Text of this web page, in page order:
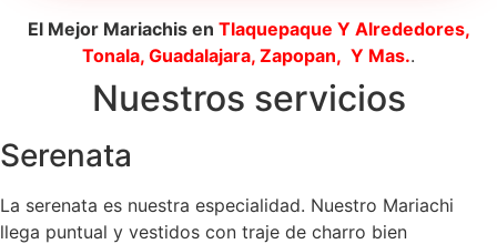
El Mejor Mariachis en Tlaquepaque Y Alrededores,
Tonala, Guadalajara, Zapopan, Y Mas..
Nuestros servicios
Serenata
La serenata es nuestra especialidad. Nuestro Mariachi
llega puntual y vestidos con traje de charro bien